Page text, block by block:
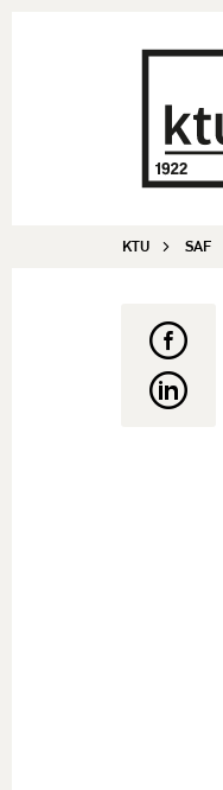
KTU SAF